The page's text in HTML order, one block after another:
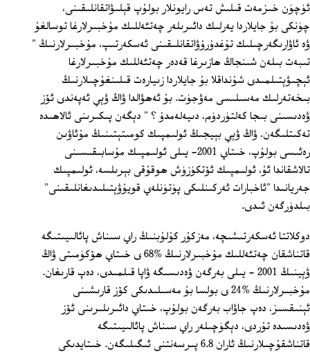
ئۈچۈن خىزمەت قىلىش تەس رايونلار بولۇپ قېلىۋاتقانلىقىنى،
چۈنكى بۇ جايلاردا يەرلىك دائىرىلەر چەتئەللىك مۇخبىرلارغا توسالغۇ
ۋە ئاۋارىگەرچىلىك تۇغدۇرۇۋاتقانلىقىنى ئەسكەرتىپ، مۇخبىرلارنىڭ "
تىبەت بىلەن شىنجاڭ ھازىرغا قەدەر چەتئەللىك مۇخبىرلارغا
ئېچىۋېتىلمىدى شۇنداقلا بۇ جايلاردا زىيارەت قىلىنغۇچىلارنىڭ
بىخەتەرلىك مەسىلىسى مەۋجۈت. بۇ ئەھۋالدا ۋاڭ ۋېي ئەپەندى ئۆز
ۋەدىسىنى بىجا كەلتۈردۈم، دىيەلەمدۇ ؟ " دېگەن پىكىرىنى ئالاھىدە
تەكىتلىگەن. ۋاڭ ۋېي بېيجىڭ ئولىمپىك كومىتېتىنىڭ مۇئاۋىن
رەئىسى بولۇپ، خىتاي 2001- يىلى ئولىمپىك مۇسابىقىسىنى
تالاشقاندا ئۇ، ئولىمپىك ئۆتكۈزۈش ھوقۇقى بېرىلسە، ئولىمپىك
جەريانىدا "ئاخبارات ئەركىنلىكى پۈتۈنلەي قويۇۋېتىلىدىغانلىقىنى"
بىلدۈرگەن ئىدى.
دوكلاتتا ئەسكەرتىشىچە، مەزكۇر كۇلۇبنىڭ راي سىناش پائالىيىتىگە
قاتناشقان چەتئەللىك مۇخبىرلارنىڭ %68 ى خىتاي ھۆكۈمىتى ۋاڭ
ۋېينىڭ 2001 - يىلى بەرگەن ۋەدىسىگە ۋاپا قىلمىدى، دەپ قارىغان.
مۇخبىرلارنىڭ %24 ى بولسا بۇ مەسىلىدىكى كۆز قارىشىنى
ئېنىقسىز، دەپ جاۋاب بەرگەن بولۇپ، خىتاي دائىرىلىرىنى ئۆز
ۋەدىسىدە تۇردى، دېگۈچىلەر راي سىناش پائالىيىتىگە
قاتناشقۇچىلارنىڭ ئاران 6.8 پىرسەنتنى ئىگىلىگەن. خىتايدىكى